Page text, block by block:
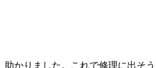
助かりました。これで修理に出そ